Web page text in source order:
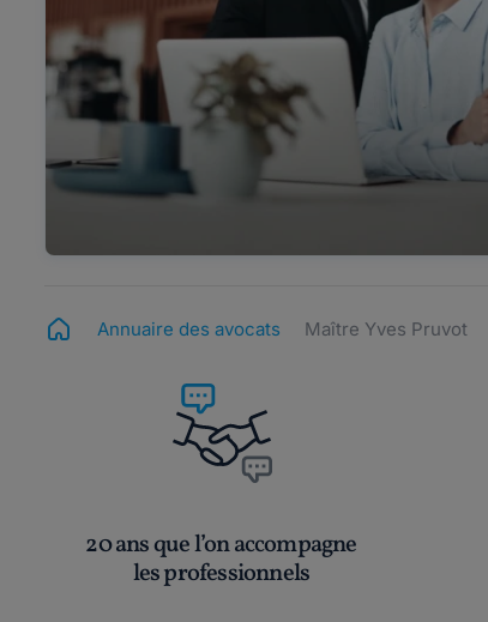
Annuaire des avocats Maître Yves Pruvot
20 ans que l’on accompagne
les professionnels